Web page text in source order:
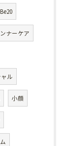
Be20
ナーケア
ル
小顔